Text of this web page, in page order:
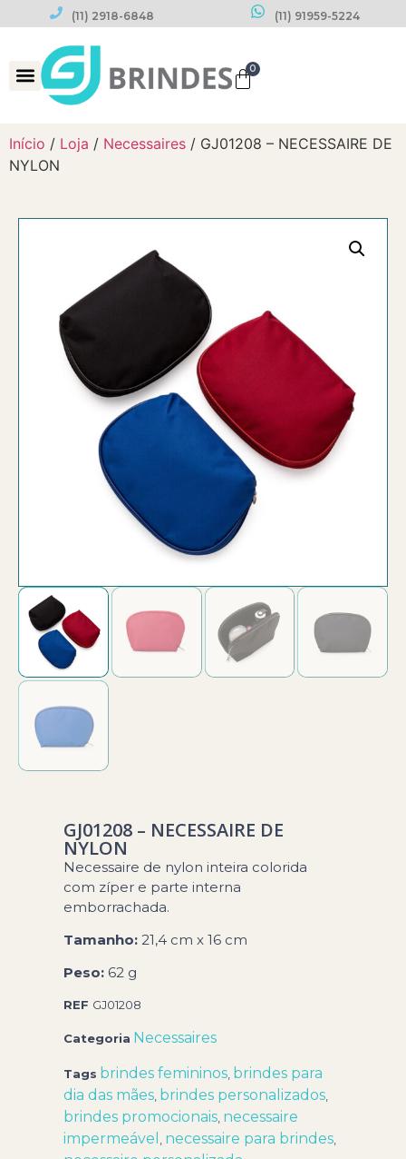
(11) 2918-6848 (11) 91959-5224
0
Início / Loja / Necessaires / GJ01208 – NECESSAIRE DE
NYLON
GJ01208 – NECESSAIRE DE
NYLON
Necessaire de nylon inteira colorida
com zíper e parte interna
emborrachada.
Tamanho: 21,4 cm x 16 cm
Peso: 62 g
REF GJ01208
Categoria Necessaires
Tags brindes femininos brindes para
dia das mães brindes personalizados
brindes promocionais necessaire
impermeável
necessaire para brindes